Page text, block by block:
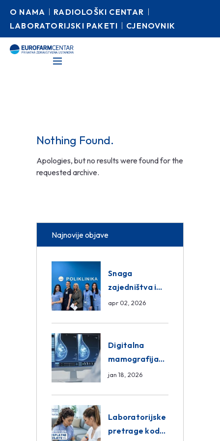
O NAMA
RADIOLOŠKI CENTAR
LABORATORIJSKI PAKETI
CJENOVNIK
Nothing Found.
Apologies, but no results were found for the
requested archive.
Najnovije objave
Snaga
zajedništva i
razmjena
Group
apr 02, 2026
Digitalna
mamografija
Sarajevo –
Centar
Poliklinika
jan 18, 2026
Laboratorijske
pretrage kod